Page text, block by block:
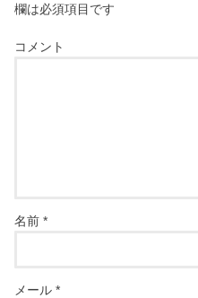
欄は必須項目です
コメント
名前*
メール*